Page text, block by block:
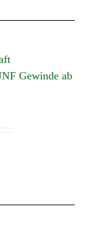
Gewinde ab